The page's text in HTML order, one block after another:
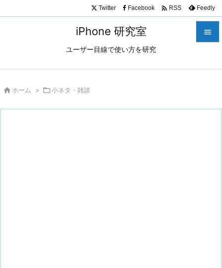
iPhone 研究室
ユーザー目線で使い方を研究

Twitter Facebook  RSS Feedly
 ホーム > 小ネタ・雑談